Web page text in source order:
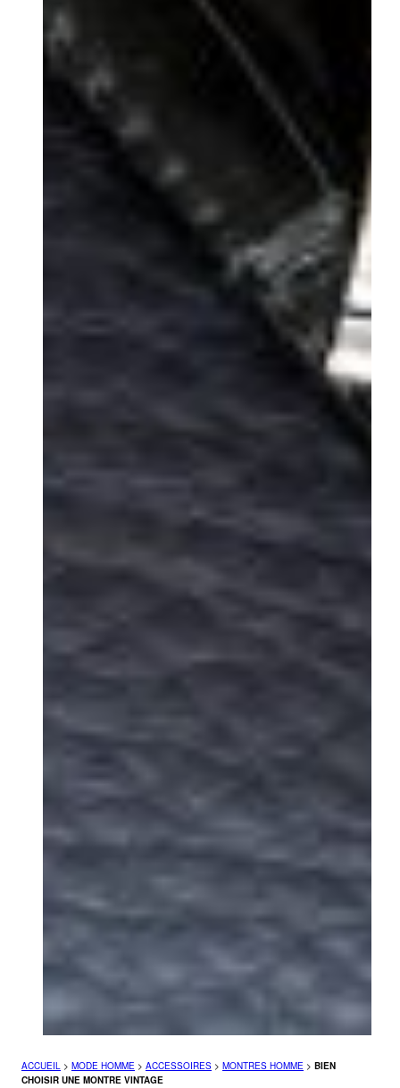
ACCUEIL > MODE HOMME > ACCESSOIRES > MONTRES HOMME > BIEN
CHOISIR UNE MONTRE VINTAGE